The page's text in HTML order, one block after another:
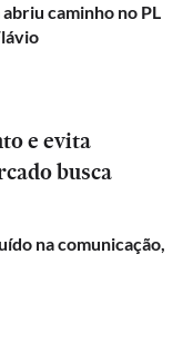
caminho no PL
e evita
busca
na comunicação,